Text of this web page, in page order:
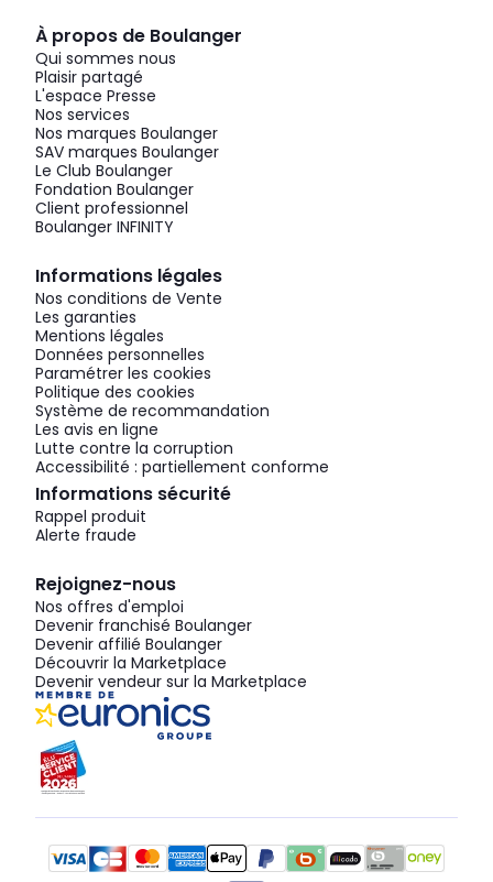
À propos de Boulanger
Qui sommes nous
Plaisir partagé
L'espace Presse
Nos services
Nos marques Boulanger
SAV marques Boulanger
Le Club Boulanger
Fondation Boulanger
Client professionnel
Boulanger INFINITY
Informations légales
Nos conditions de Vente
Les garanties
Mentions légales
Données personnelles
Paramétrer les cookies
Politique des cookies
Système de recommandation
Les avis en ligne
Lutte contre la corruption
Accessibilité : partiellement conforme
Informations sécurité
Rappel produit
Alerte fraude
Rejoignez-nous
Nos offres d'emploi
Devenir franchisé Boulanger
Devenir affilié Boulanger
Découvrir la Marketplace
Devenir vendeur sur la Marketplace